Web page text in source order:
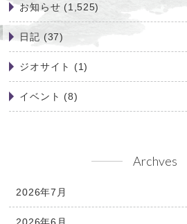
お知らせ (1,525)
日記 (37)
ジオサイト (1)
イベント (8)
Archves
2026年7月
2026年6月